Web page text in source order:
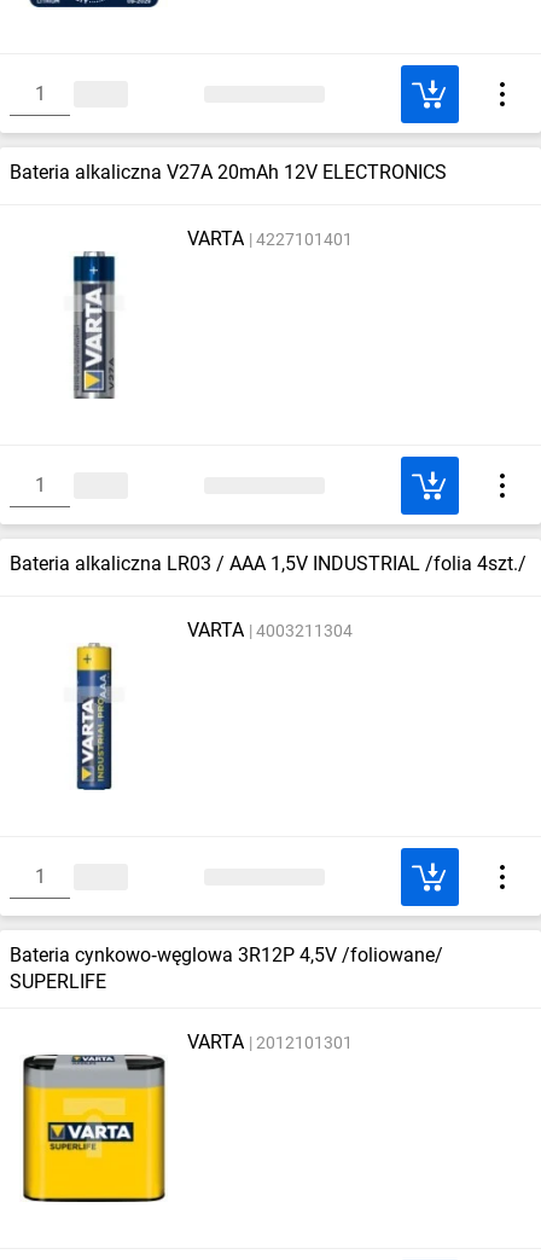
Bateria alkaliczna V27A 20mAh 12V ELECTRONICS
VARTA 4227101401
Bateria alkaliczna LR03 / AAA 1,5V INDUSTRIAL /folia 4szt./
VARTA 4003211304
Bateria cynkowo‑węglowa 3R12P 4,5V /foliowane/
SUPERLIFE
VARTA 2012101301